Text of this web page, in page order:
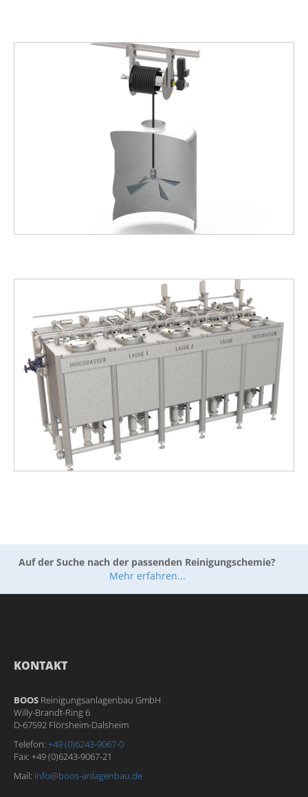
Auf der Suche nach der passenden Reinigungschemie?
Mehr erfahren...
KONTAKT
BOOS Reinigungsanlagenbau GmbH
Willy-Brandt-Ring 6
D-67592 Flörsheim-Dalsheim
Telefon: +49 (0)6243-9067-0
Fax: +49 (0)6243-9067-21
Mail: info@boos-anlagenbau.de